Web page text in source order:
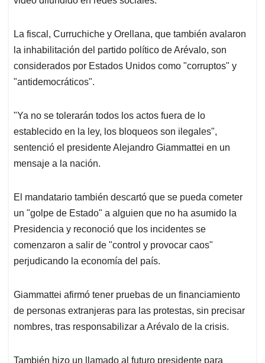
La fiscal, Curruchiche y Orellana, que también avalaron
la inhabilitación del partido político de Arévalo, son
considerados por Estados Unidos como "corruptos" y
"antidemocráticos".
"Ya no se tolerarán todos los actos fuera de lo
establecido en la ley, los bloqueos son ilegales",
sentenció el presidente Alejandro Giammattei en un
mensaje a la nación.
El mandatario también descartó que se pueda cometer
un "golpe de Estado" a alguien que no ha asumido la
Presidencia y reconoció que los incidentes se
comenzaron a salir de "control y provocar caos"
perjudicando la economía del país.
Giammattei afirmó tener pruebas de un financiamiento
de personas extranjeras para las protestas, sin precisar
nombres, tras responsabilizar a Arévalo de la crisis.
También hizo un llamado al futuro presidente para